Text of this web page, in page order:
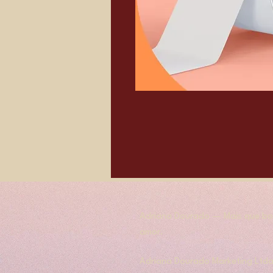
Adriana Dourado — Mais que
amor.
​​Adriana Dourado Marketing